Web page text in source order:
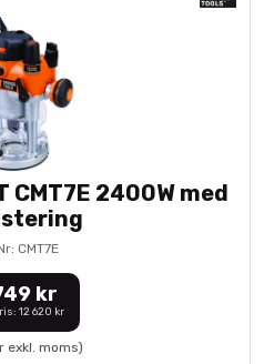
CMT7E 2400W med
CMT7E
kr
12 620 kr
exkl. moms)